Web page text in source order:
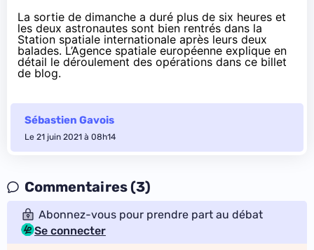
La sortie de dimanche a duré plus de six heures et
les deux astronautes sont bien rentrés dans la
Station spatiale internationale après leurs deux
balades. L’Agence spatiale européenne explique en
détail le déroulement des opérations dans ce billet
de blog.
Sébastien Gavois
Le 21 juin 2021 à 08h14
Commentaires (3)
Abonnez-vous pour prendre part au débat
Se connecter